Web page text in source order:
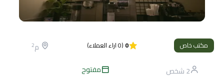
مكتب خاص 0
(
0اراء العملاء) م2
2شخص مفتوح